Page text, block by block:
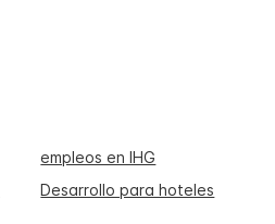
empleos en IHG
Desarrollo para hoteles